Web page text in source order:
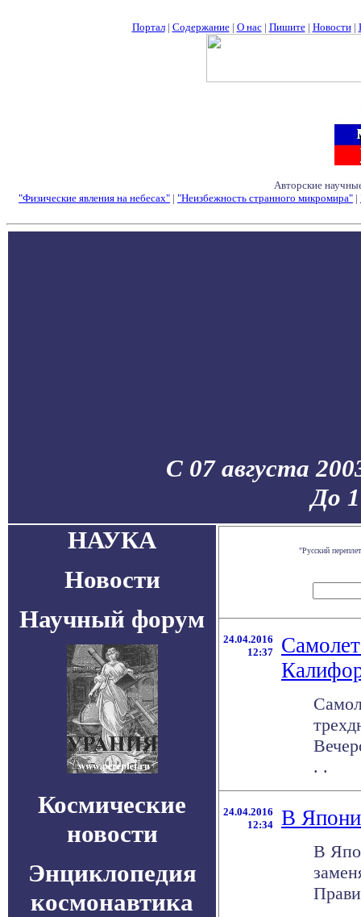
Портал| Содержание| О нас| Пишите| Новости|
Авторские
"Физические явления на небесах" | "Неизбежность странного микромира" |
С 07 августа
До
НАУКА
Новости
Научный форум
Космические
новости
Энциклопедия
космонавтика
"Русский
24.04.2016
12:37
. .
24.04.2016
12:34
В
В